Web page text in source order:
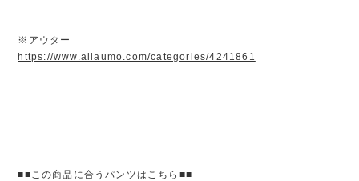
※アウター
https://www.allaumo.com/categories/4241861
■■この商品に合うパンツはこちら■■